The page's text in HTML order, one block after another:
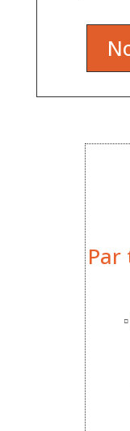
Par
▫